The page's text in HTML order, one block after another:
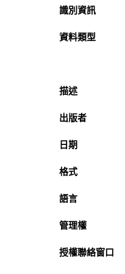
識別資訊
資料類型
描述
出版者
日期
格式
語言
管理權
授權聯絡窗口